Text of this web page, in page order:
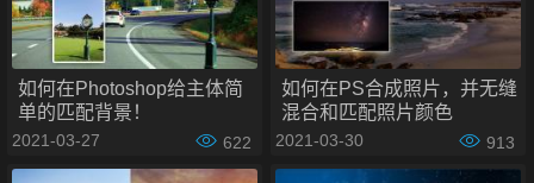
选择“编辑”>“天空替换”，弹出天空替换窗口。
如何在Photoshop给主体简
单的匹配背景！
2021-03-27 622
如何在PS合成照片，并无缝
混合和匹配照片颜色
2021-03-30 913